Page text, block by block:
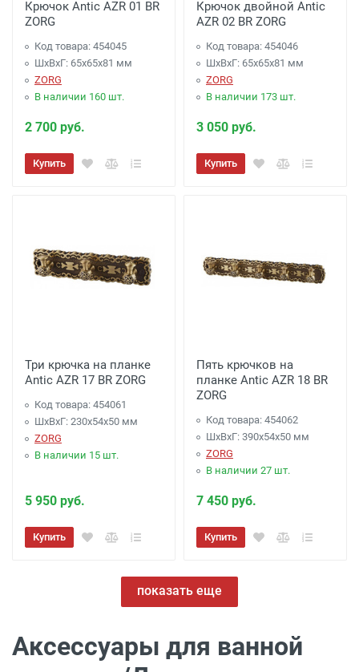
Крючок Antic AZR 01 BR
ZORG
Код товара: 454045
ШхВхГ: 65х65х81 мм
ZORG
В наличии 160 шт.
2 700 руб.
Купить
Крючок двойной Antic
AZR 02 BR ZORG
Код товара: 454046
ШхВхГ: 65х65х81 мм
ZORG
В наличии 173 шт.
3 050 руб.
Купить
Три крючка на планке
Antic AZR 17 BR ZORG
Код товара: 454061
ШхВхГ: 230х54х50 мм
ZORG
В наличии 15 шт.
5 950 руб.
Купить
Пять крючков на
планке Antic AZR 18 BR
ZORG
Код товара: 454062
ШхВхГ: 390х54х50 мм
ZORG
В наличии 27 шт.
7 450 руб.
Купить
показать еще
Аксессуары для ванной